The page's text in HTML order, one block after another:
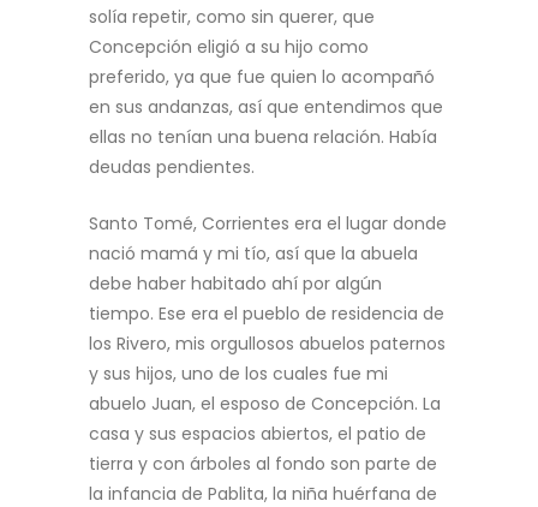
solía repetir, como sin querer, que
Concepción eligió a su hijo como
preferido, ya que fue quien lo acompañó
en sus andanzas, así que entendimos que
ellas no tenían una buena relación. Había
deudas pendientes.
Santo Tomé, Corrientes era el lugar donde
nació mamá y mi tío, así que la abuela
debe haber habitado ahí por algún
tiempo. Ese era el pueblo de residencia de
los Rivero, mis orgullosos abuelos paternos
y sus hijos, uno de los cuales fue mi
abuelo Juan, el esposo de Concepción. La
casa y sus espacios abiertos, el patio de
tierra y con árboles al fondo son parte de
la infancia de Pablita, la niña huérfana de